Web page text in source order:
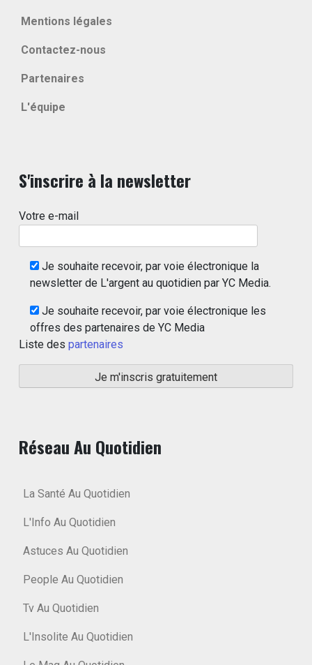
Mentions légales
Contactez-nous
Partenaires
L'équipe
S'inscrire à la newsletter
Votre e-mail
Je souhaite recevoir, par voie électronique la
newsletter de L'argent au quotidien par YC Media.
Je souhaite recevoir, par voie électronique les
offres des partenaires de YC Media
Liste des partenaires
Réseau Au Quotidien
La Santé Au Quotidien
L'Info Au Quotidien
Astuces Au Quotidien
People Au Quotidien
Tv Au Quotidien
L'Insolite Au Quotidien